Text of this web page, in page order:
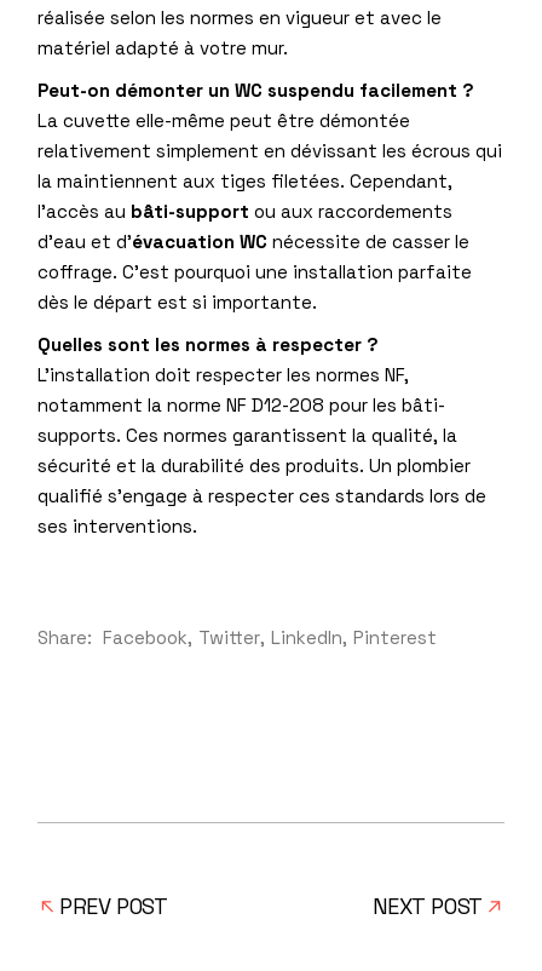
réalisée selon les normes en vigueur et avec le
matériel adapté à votre mur.
Peut-on démonter un WC suspendu facilement ?
La cuvette elle-même peut être démontée
relativement simplement en dévissant les écrous qui
la maintiennent aux tiges filetées. Cependant,
l’accès au bâti-support ou aux raccordements
d’eau et d’évacuation WC nécessite de casser le
coffrage. C’est pourquoi une installation parfaite
dès le départ est si importante.
Quelles sont les normes à respecter ?
L’installation doit respecter les normes NF,
notamment la norme NF D12-208 pour les bâti-
supports. Ces normes garantissent la qualité, la
sécurité et la durabilité des produits. Un plombier
qualifié s’engage à respecter ces standards lors de
ses interventions.
Share: Facebook Twitter LinkedIn Pinterest
PREV POST NEXT POST